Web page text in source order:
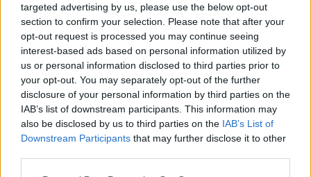
targeted advertising by us, please use the below opt-out
section to confirm your selection. Please note that after your
opt-out request is processed you may continue seeing
interest-based ads based on personal information utilized by
us or personal information disclosed to third parties prior to
your opt-out. You may separately opt-out of the further
disclosure of your personal information by third parties on the
IAB’s list of downstream participants. This information may
also be disclosed by us to third parties on the IAB’s List of
Downstream Participants that may further disclose it to other